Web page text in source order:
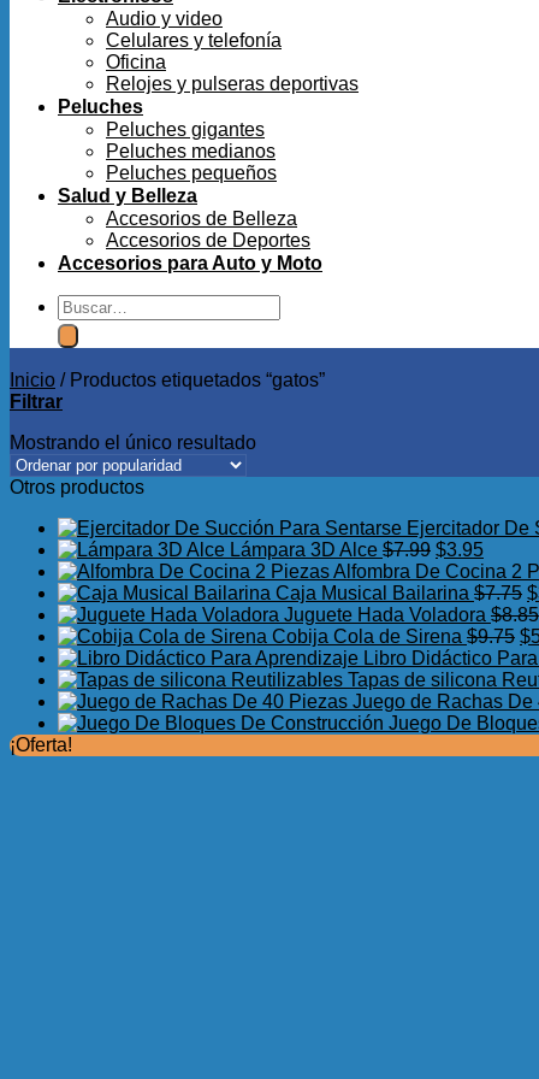
Audio y video
Celulares y telefonía
Oficina
Relojes y pulseras deportivas
Peluches
Peluches gigantes
Peluches medianos
Peluches pequeños
Salud y Belleza
Accesorios de Belleza
Accesorios de Deportes
Accesorios para Auto y Moto
Buscar
por:
Inicio /Productos etiquetados “gatos”
Filtrar
Mostrando el único resultado
Otros productos
Ejercitador De
Lámpara 3D Alce $7.99 El
precio
original
era:
$7.99.
$3.95El
precio
actual
es:
$3.95.
Alfombra De Cocina 2
Caja Musical Bailarina $7.75 $
Juguete Hada Voladora $8.85
Cobija Cola de Sirena $9.75 El
$
Libro Didáctico
Tapas de silicona
Juego de Rachas De
Juego De
¡Oferta!